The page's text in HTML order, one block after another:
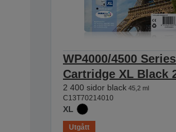
WP4000/4500
Cartridge XL Black
2 400 sidor black 45,2 ml
C13T70214010
XL
Utgått